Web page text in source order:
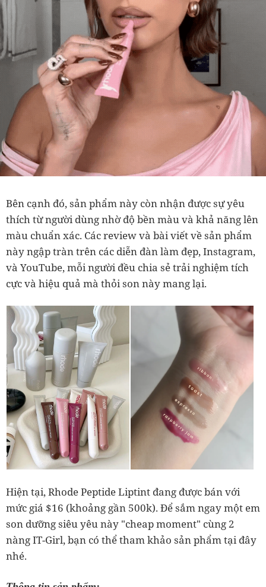
Bên cạnh đó, sản phẩm này còn nhận được sự yêu
thích từ người dùng nhờ độ bền màu và khả năng lên
màu chuẩn xác. Các review và bài viết về sản phẩm
này ngập tràn trên các diễn đàn làm đẹp, Instagram,
và YouTube, mỗi người đều chia sẻ trải nghiệm tích
cực và hiệu quả mà thỏi son này mang lại.
Hiện tại, Rhode Peptide Liptint đang được bán với
mức giá $16 (khoảng gần 500k). Để sắm ngay một em
son dưỡng siêu yêu này "cheap moment" cùng 2
nàng IT-Girl, bạn có thể tham khảo sản phẩm tại đây
nhé.